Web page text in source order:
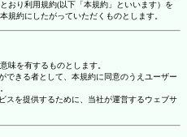
おり利用規約(以下「本規約」といいます）を
規約にしたがっていただくものとします。
味を有するものとします。
できる者として、本規約に同意のうえユーザー
スを提供するために、当社が運営するウェブサ